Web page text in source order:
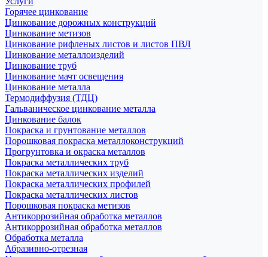
Горячее цинкование
Цинкование дорожных конструкций
Цинкование метизов
Цинкование рифленых листов и листов ПВЛ
Цинкование металлоизделий
Цинкование труб
Цинкование мачт освещения
Цинкование металла
Термодиффузия (ТДЦ)
Гальваническое цинкование металла
Цинкование балок
Покраска и грунтование металлов
Порошковая покраска металлоконструкций
Прогрунтовка и окраска металлов
Покраска металлических труб
Покраска металлических изделий
Покраска металлических профилей
Покраска металлических листов
Порошковая покраска метизов
Антикоррозийная обработка металлов
Антикоррозийная обработка металлов
Обработка металла
Абразивно-отрезная